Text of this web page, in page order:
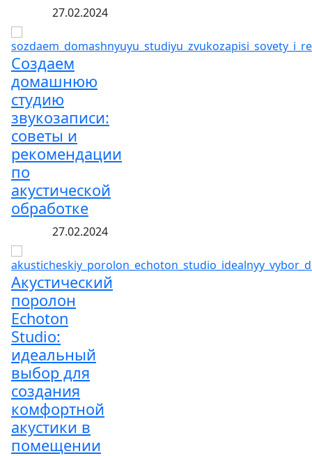
27.02.2024
Создаем
домашнюю
студию
звукозаписи:
советы и
рекомендации
по
акустической
обработке
27.02.2024
Акустический
поролон
Echoton
Studio:
идеальный
выбор для
создания
комфортной
акустики в
помещении